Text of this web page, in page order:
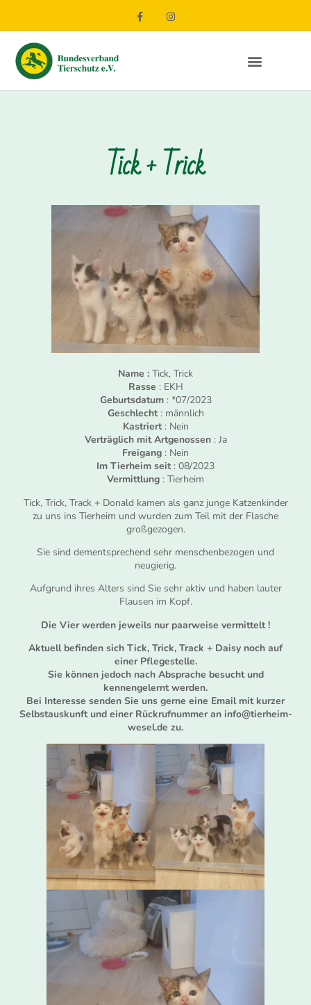
Tick + Trick
Name : Tick, Trick
Rasse : EKH
Geburtsdatum: *07/2023
Geschlecht: männlich
Kastriert: Nein
Verträglich mit Artgenossen: Ja
Freigang : Nein
Im Tierheim seit: 08/2023
Vermittlung : Tierheim
Tick, Trick, Track + Donald kamen als ganz junge Katzenkinder
zu uns ins Tierheim und wurden zum Teil mit der Flasche
großgezogen.
Sie sind dementsprechend sehr menschenbezogen und
neugierig.
Aufgrund ihres Alters sind Sie sehr aktiv und haben lauter
Flausen im Kopf.
Die Vier werden jeweils nur paarweise vermittelt !
Aktuell befinden sich Tick, Trick, Track + Daisy noch auf
einer Pflegestelle.
Sie können jedoch nach Absprache besucht und
kennengelernt werden.
Bei Interesse senden Sie uns gerne eine Email mit kurzer
Selbstauskunft und einer Rückrufnummer an info@tierheim-
wesel.de zu.